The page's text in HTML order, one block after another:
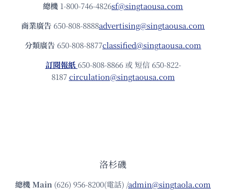
總機 1-800-746-4826sf@singtaousa.com
商業廣告 650-808-8888advertising@singtaousa.com
分類廣告 650-808-8877classified@singtaousa.com
訂閱報紙 650-808-8866 或 短信 650-822-
8187circulation@singtaousa.com
洛杉磯
總機Main (626) 956-8200(電話) /admin@singtaola.com